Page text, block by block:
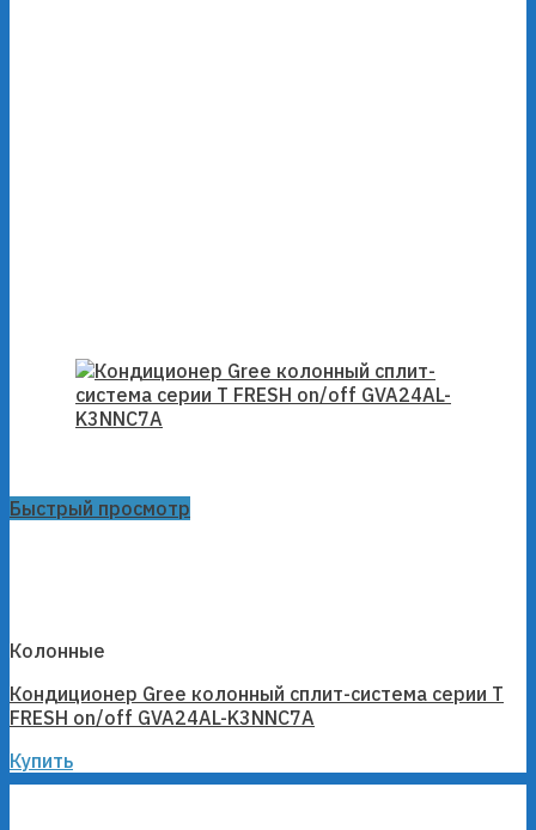
Быстрый просмотр
Колонные
Кондиционер Gree колонный сплит-система серии T
FRESH on/off GVA24AL-K3NNC7A
Купить